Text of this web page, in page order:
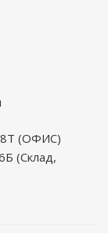
(ОФИС)
(Склад,